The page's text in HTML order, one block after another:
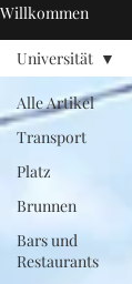
Willkommen
Alle Artikel
Transport
Platz
Brunnen
Bars und
Restaurants
Universität